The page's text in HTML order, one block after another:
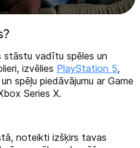
vadītu spēles un
izvēlies PlayStation 5,
spēļu piedāvājumu ar Game
Series X.
noteikti izšķirs tavas